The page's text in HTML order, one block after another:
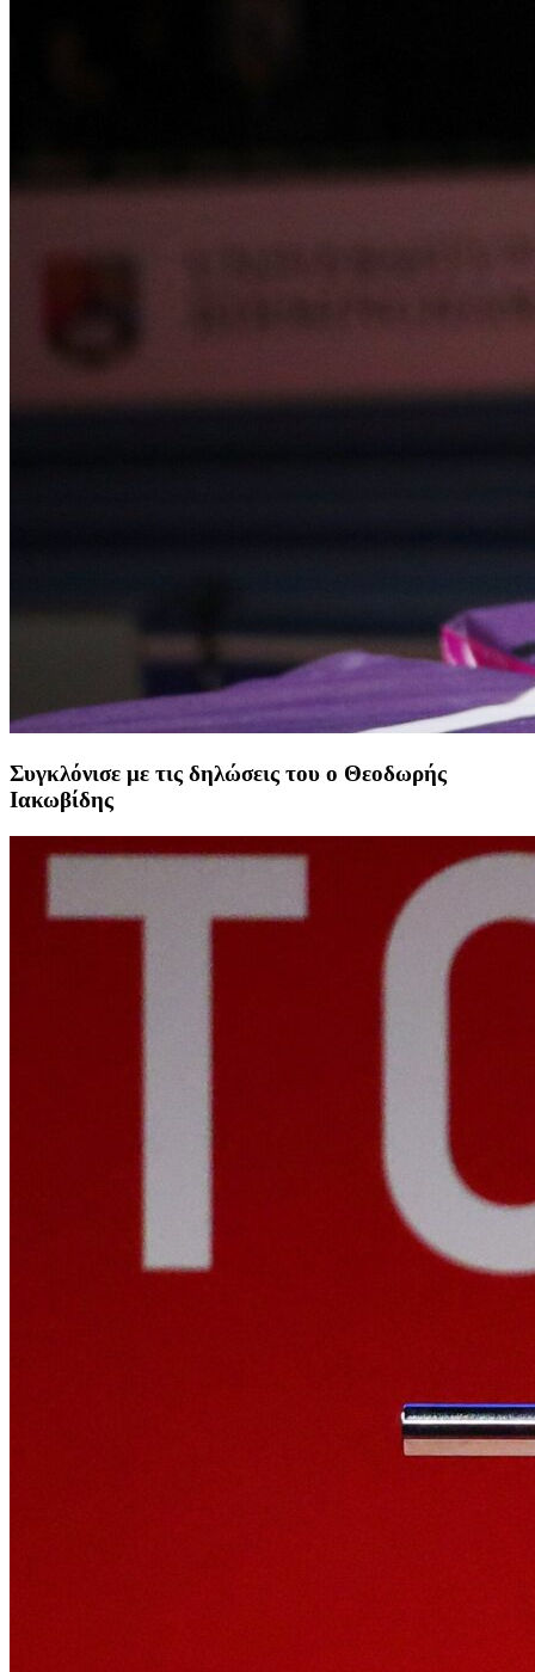
Συγκλόνισε με τις δηλώσεις του ο Θεοδωρής
Ιακωβίδης